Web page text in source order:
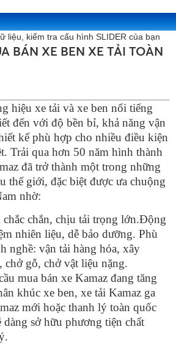
liệu, kiểm tra cấu hình SLIDER của bạn
BÁN XE BEN XE TẢI TOÀN
hiệu xe tải và xe ben nổi tiếng
đến với độ bền bỉ, khả năng vận
kế phù hợp cho nhiều điều kiện
Trải qua hơn 50 năm hình thành
đã trở thành một trong những
thế giới, đặc biệt được ưa chuộng
nhờ:
chắn, chịu tải trọng lớn.Động
nhiên liệu, dễ bảo dưỡng. Phù
nghề: vận tải hàng hóa, xây
chở gỗ, chở vật liệu nặng.
mua bán xe Kamaz đang tăng
khúc xe ben, xe tải Kamaz ga
mới hoặc thanh lý toàn quốc
dàng sở hữu phương tiện chất